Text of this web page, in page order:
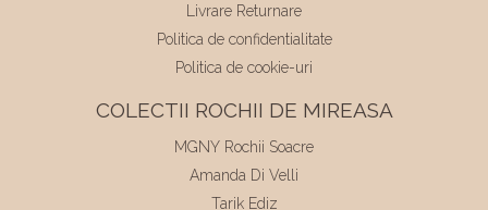
Livrare Returnare
Politica de confidentialitate
Politica de cookie-uri
COLECTII ROCHII DE MIREASA
MGNY Rochii Soacre
Amanda Di Velli
Tarik Ediz